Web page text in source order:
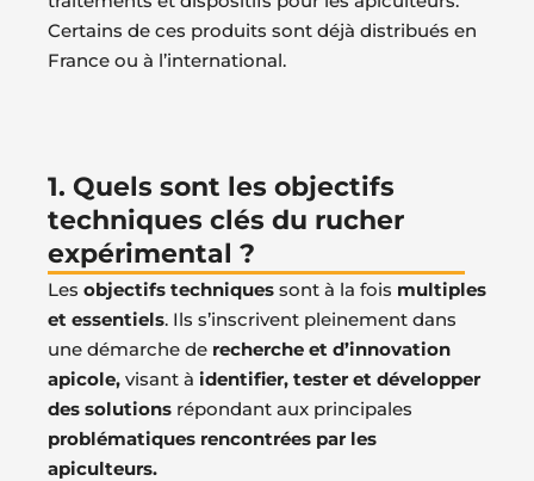
Certains de ces produits sont déjà distribués en
France ou à l’international.
1. Quels sont les objectifs
techniques clés du rucher
expérimental ?
Les objectifs techniques sont à la fois multiples
et essentiels. Ils s’inscrivent pleinement dans
une démarche de recherche et d’innovation
apicole, visant à identifier, tester et développer
des solutions répondant aux principales
problématiques rencontrées par les
apiculteurs.